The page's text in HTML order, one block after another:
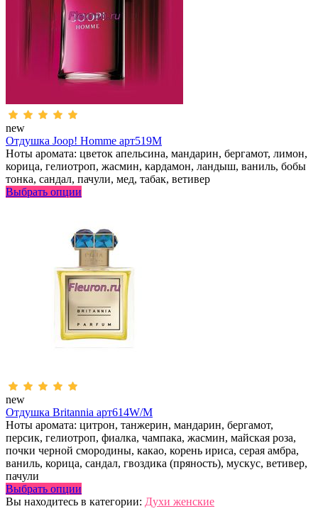
new
Отдушка Joop! Homme арт519M
Ноты аромата: цветок апельсина, мандарин, бергамот, лимон,
корица, гелиотроп, жасмин, кардамон, ландыш, ваниль, бобы
тонка, сандал, пачули, мед, табак, ветивер
Выбрать опции
new
Отдушка Britannia арт614W/M
Ноты аромата: цитрон, танжерин, мандарин, бергамот,
персик, гелиотроп, фиалка, чампака, жасмин, майская роза,
почки черной смородины, какао, корень ириса, серая амбра,
ваниль, корица, сандал, гвоздика (пряность), мускус, ветивер,
пачули
Выбрать опции
Вы находитесь в категории: Духи женские